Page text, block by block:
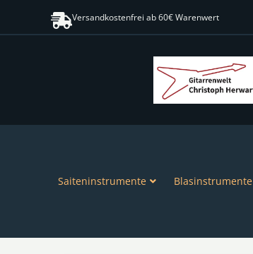
Versandkostenfrei ab 60€ Warenwert
Saiteninstrumente Blasinstrumente